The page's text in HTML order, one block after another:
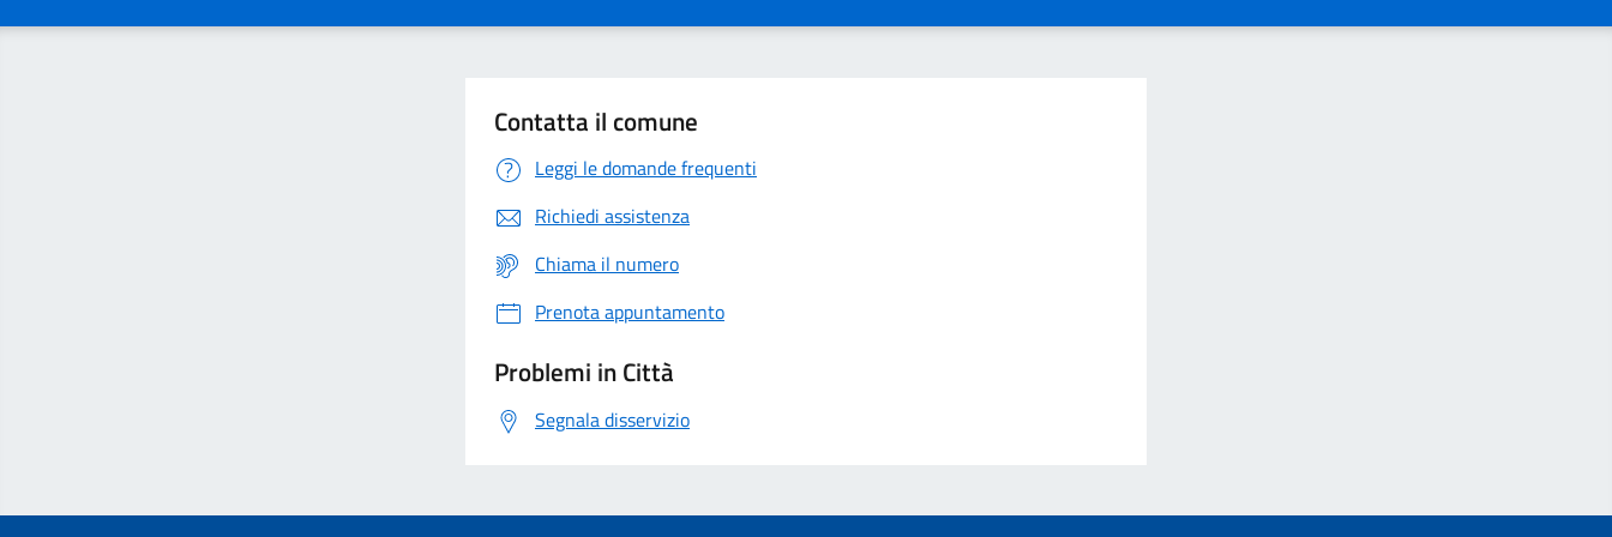
Contatta il comune
Leggi le domande frequenti
Richiedi assistenza
Chiama il numero
Prenota appuntamento
Problemi in Città
Segnala disservizio